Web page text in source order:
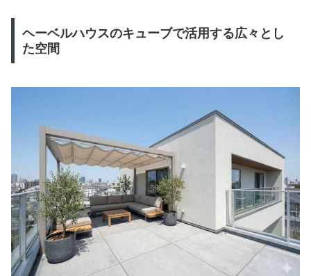
ヘーベルハウスのキューブで活用する広々とし
た空間